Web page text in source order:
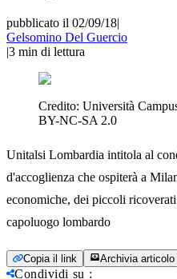
pubblicato il 02/09/18|
Gelsomino Del Guercio
|3 min di lettura
Credito: Università
BY-NC-SA 2.0
Unitalsi Lombardia intitola al
d'accoglienza che ospiterà a
economiche, dei piccoli
capoluogo lombardo
Copia il link Archivia articolo
Condividi su :